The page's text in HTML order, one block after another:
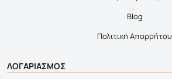
Blog
Πολιτική Απορρήτου
ΛΟΓΑΡΙΑΣΜΟΣ